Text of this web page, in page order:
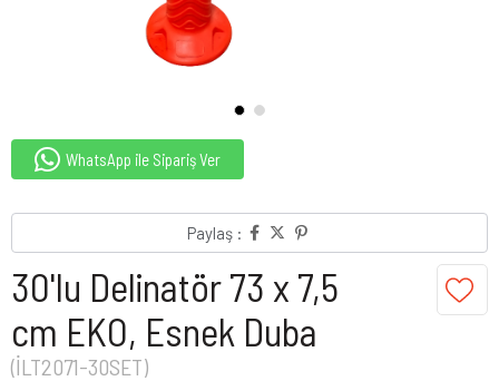
WhatsApp ile Sipariş Ver
Paylaş :
30'lu Delinatör 73 x 7,5
cm EKO, Esnek Duba
(İLT2071-30SET)